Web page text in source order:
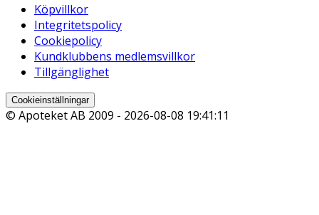
Köpvillkor
Integritetspolicy
Cookiepolicy
Kundklubbens medlemsvillkor
Tillgänglighet
Cookieinställningar
© Apoteket AB 2009 - 2026-08-08 19:41:11